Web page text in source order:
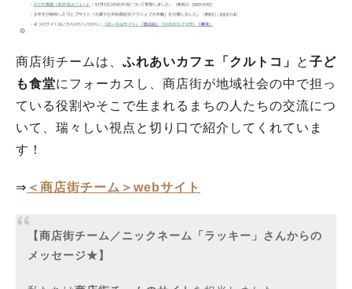
商店街チームは、 ふれあいカフェ「クルトコ」 と 子ど
も食堂にフォーカスし、商店街が地域社会の中で担っ
ている役割やそこで生まれるまちの人たちの交流につ
いて、瑞々しい視点と切り口で紹介してくれていま
す！
⇒ ＜商店街チーム＞webサイト
【商店街チーム／ニックネーム「ラッキー」さんからの
メッセージ★】